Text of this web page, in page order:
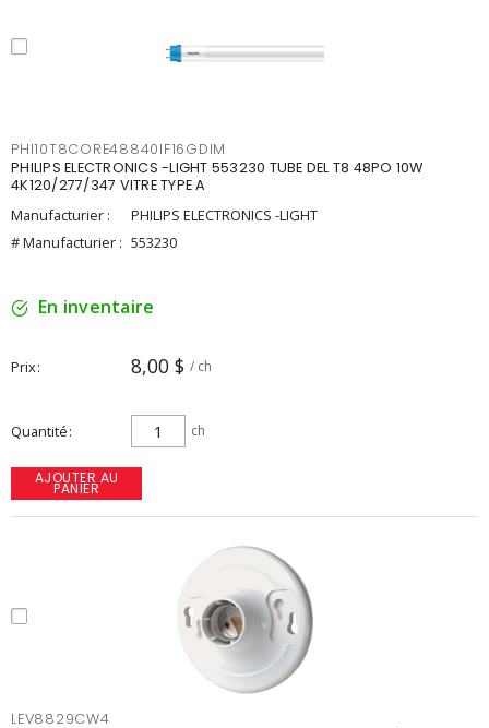
PHI10T8CORE48840IF16GDIM
PHILIPS ELECTRONICS -LIGHT 553230 TUBE DEL T8 48PO 10W
4K120/277/347 VITRE TYPE A
Manufacturier :
PHILIPS ELECTRONICS -LIGHT
# Manufacturier : 553230
En inventaire
Prix 8,00 $ / ch
Quantité ch
AJOUTER AU
PANIER
LEV8829CW4